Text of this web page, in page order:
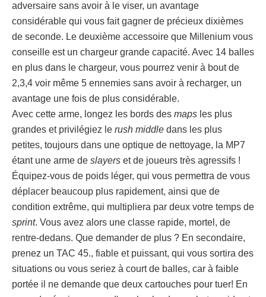
adversaire sans avoir à le viser, un avantage
considérable qui vous fait gagner de précieux dixièmes
de seconde. Le deuxième accessoire que Millenium vous
conseille est un chargeur grande capacité. Avec 14 balles
en plus dans le chargeur, vous pourrez venir à bout de
2,3,4 voir même 5 ennemies sans avoir à recharger, un
avantage une fois de plus considérable.
Avec cette arme, longez les bords des maps les plus
grandes et privilégiez le rush middle dans les plus
petites, toujours dans une optique de nettoyage, la MP7
étant une arme de slayers et de joueurs très agressifs !
Équipez-vous de poids léger, qui vous permettra de vous
déplacer beaucoup plus rapidement, ainsi que de
condition extrême, qui multipliera par deux votre temps de
sprint. Vous avez alors une classe rapide, mortel, de
rentre-dedans. Que demander de plus ? En secondaire,
prenez un TAC 45., fiable et puissant, qui vous sortira des
situations ou vous seriez à court de balles, car à faible
portée il ne demande que deux cartouches pour tuer! En